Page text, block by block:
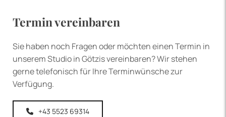
Termin vereinbaren
Sie haben noch Fragen oder möchten einen Termin in
unserem Studio in Götzis vereinbaren? Wir stehen
gerne telefonisch für Ihre Terminwünsche zur
Verfügung.
+43 5523 69314